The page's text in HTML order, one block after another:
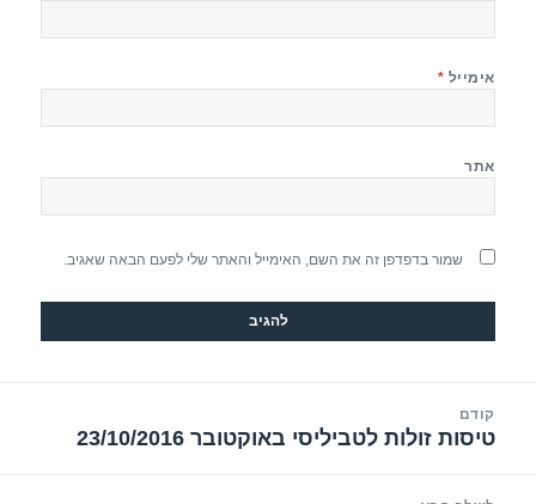
אימייל *
אתר
שמור בדפדפן זה את השם, האימייל והאתר שלי לפעם הבאה שאגיב.
קודם
הפוסט
טיסות זולות לטביליסי באוקטובר 23/10/2016